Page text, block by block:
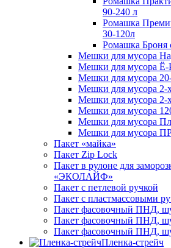
90-240 л
Ромашка
30-120л
Ромашка Броня
Мешки для мусора
Мешки для мусора Ё-
Мешки для мусора
Мешки для мусора
Мешки для мусора
Мешки для мусора
Мешки для мусора
Мешки для мусора
Пакет «майка»
Пакет Zip Lock
Пакет в рулоне для
«ЭКОЛАЙФ»
Пакет с петлевой ручкой
Пакет с пластмассовыми
Пакет фасовочный ПНД,
Пакет фасовочный ПНД,
Пакет фасовочный ПНД,
Пленка-стрейч